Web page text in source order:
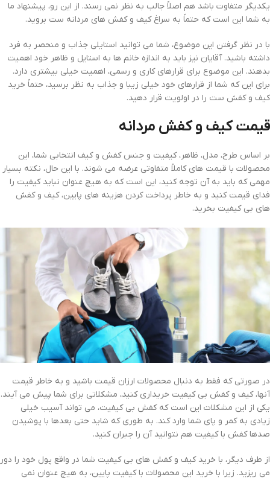
یکدیگر متفاوت باشد هم اصلاً جالب به نظر نمی رسند. از این رو، پیشنهاد ما
به شما این است که حتماً به سراغ کیف و کفش های مردانه ست بروید.
با در نظر گرفتن این موضوع، شما می توانید استایلی جذاب و منحصر به فرد
داشته باشید. آقایان نیز باید به اندازه خانم ها به استایل و ظاهر خود اهمیت
بدهند. این موضوع برای قرارهای کاری و رسمی، اهمیت خیلی بیشتری دارد.
برای این که شما از قرارهای خود خیلی زیبا و جذاب به نظر برسید، حتماً خرید
کیف و کفش ست را در اولویت قرار دهید.
قیمت کیف و کفش مردانه
بر اساس طرح، مدل، ظاهر، کیفیت و جنس کفش و کیف انتخابی شما، این
محصولات با قیمت های کاملاً متفاوتی عرضه می شوند. با این حال، نکته بسیار
مهمی که باید به آن توجه کنید، این است که به هیچ عنوان نباید کیفیت را
فدای قیمت کنید و به خاطر پرداخت کردن هزینه های پایین، کیف و کفش
های بی کیفیت بخرید.
در صورتی که فقط به دنبال محصولات ارزان قیمت باشید و به خاطر قیمت
آنها، کیف و کفش بی کیفیت خریداری کنید، مشکلاتی برای شما پیش می آیند.
یکی از این مشکلات این است که کفش بی کیفیت، می تواند آسیب خیلی
زیادی به کمر و پای شما وارد کند. به طوری که شاید حتی بعدها با پوشیدن
صدها کفش با کیفیت هم نتوانید آن را جبران کنید.
از طرف دیگر، با خرید کیف و کفش های بی کیفیت شما در واقع پول خود را دور
می ریزید. زیرا با خرید این محصولات با کیفیت پایین، به هیچ عنوان نمی